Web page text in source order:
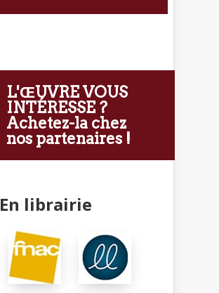
L'ŒUVRE VOUS
INTÉRESSE ?
Achetez-la chez
nos partenaires !
En librairie